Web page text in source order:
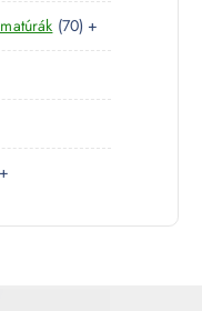
é
k
r
m
é
707
0
e
m
+
+